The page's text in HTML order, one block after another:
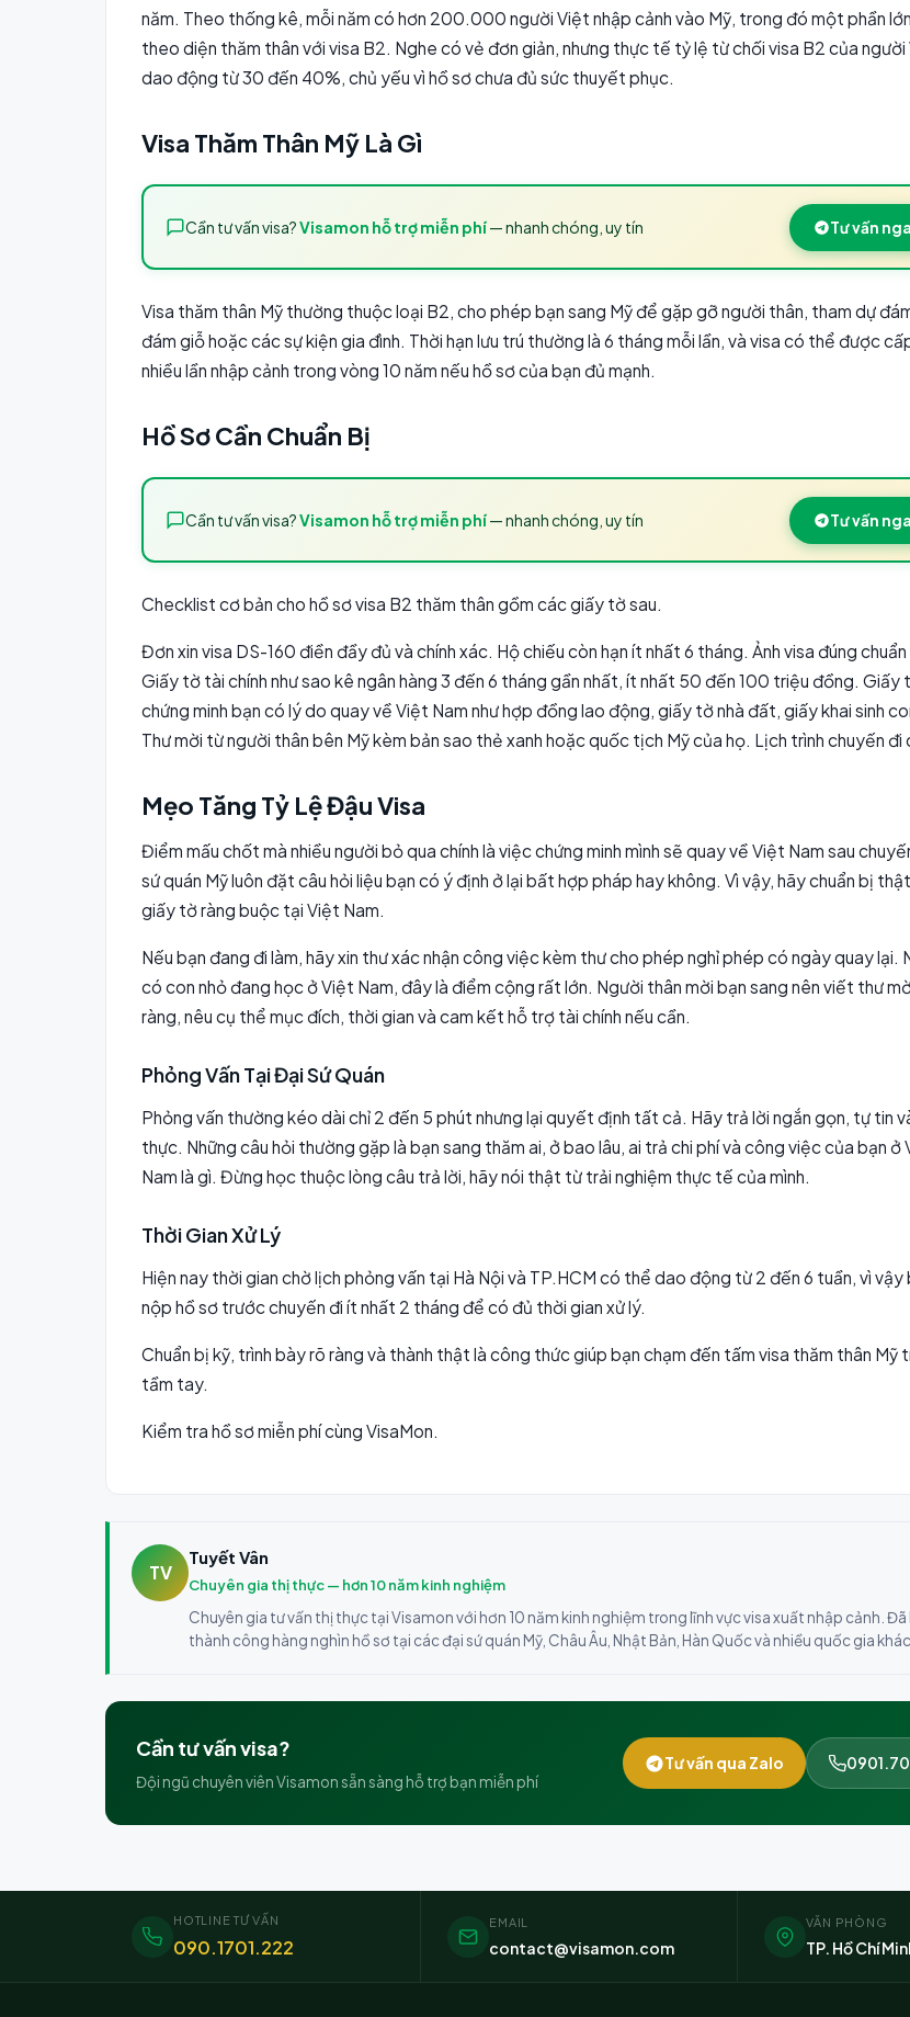
năm. Theo thống kê, mỗi năm có hơn 200.000 người Việt nhập cảnh vào Mỹ, trong đó một phần
theo diện thăm thân với visa B2. Nghe có vẻ đơn giản, nhưng thực tế tỷ lệ từ chối visa B2 của người
dao động từ 30 đến 40%, chủ yếu vì hồ sơ chưa đủ sức thuyết phục.
Visa Thăm Thân Mỹ Là Gì
Cần tư vấn visa?Visamon hỗ trợ miễn phí— nhanh chóng, uy tín Tư vấn
Visa thăm thân Mỹ thường thuộc loại B2, cho phép bạn sang Mỹ để gặp gỡ người thân, tham dự
đám giỗ hoặc các sự kiện gia đình. Thời hạn lưu trú thường là 6 tháng mỗi lần, và visa có thể được
nhiều lần nhập cảnh trong vòng 10 năm nếu hồ sơ của bạn đủ mạnh.
Hồ Sơ Cần Chuẩn Bị
Cần tư vấn visa?Visamon hỗ trợ miễn phí— nhanh chóng, uy tín Tư vấn
Checklist cơ bản cho hồ sơ visa B2 thăm thân gồm các giấy tờ sau.
Đơn xin visa DS-160 điền đầy đủ và chính xác. Hộ chiếu còn hạn ít nhất 6 tháng. Ảnh visa đúng chuẩn
Giấy tờ tài chính như sao kê ngân hàng 3 đến 6 tháng gần nhất, ít nhất 50 đến 100 triệu đồng. Giấy
chứng minh bạn có lý do quay về Việt Nam như hợp đồng lao động, giấy tờ nhà đất, giấy khai sinh
Thư mời từ người thân bên Mỹ kèm bản sao thẻ xanh hoặc quốc tịch Mỹ của họ. Lịch trình chuyến đi
Mẹo Tăng Tỷ Lệ Đậu Visa
Điểm mấu chốt mà nhiều người bỏ qua chính là việc chứng minh mình sẽ quay về Việt Nam sau
sứ quán Mỹ luôn đặt câu hỏi liệu bạn có ý định ở lại bất hợp pháp hay không. Vì vậy, hãy chuẩn bị
giấy tờ ràng buộc tại Việt Nam.
Nếu bạn đang đi làm, hãy xin thư xác nhận công việc kèm thư cho phép nghỉ phép có ngày quay lại.
có con nhỏ đang học ở Việt Nam, đây là điểm cộng rất lớn. Người thân mời bạn sang nên viết thư
ràng, nêu cụ thể mục đích, thời gian và cam kết hỗ trợ tài chính nếu cần.
Phỏng Vấn Tại Đại Sứ Quán
Phỏng vấn thường kéo dài chỉ 2 đến 5 phút nhưng lại quyết định tất cả. Hãy trả lời ngắn gọn, tự tin
thực. Những câu hỏi thường gặp là bạn sang thăm ai, ở bao lâu, ai trả chi phí và công việc của bạn ở
Nam là gì. Đừng học thuộc lòng câu trả lời, hãy nói thật từ trải nghiệm thực tế của mình.
Thời Gian Xử Lý
Hiện nay thời gian chờ lịch phỏng vấn tại Hà Nội và TP.HCM có thể dao động từ 2 đến 6 tuần, vì vậy
nộp hồ sơ trước chuyến đi ít nhất 2 tháng để có đủ thời gian xử lý.
Chuẩn bị kỹ, trình bày rõ ràng và thành thật là công thức giúp bạn chạm đến tấm visa thăm thân Mỹ
tầm tay.
Kiểm tra hồ sơ miễn phí cùng VisaMon.
TV
Tuyết Vân
Chuyên gia thị thực — hơn 10 năm kinh nghiệm
Chuyên gia tư vấn thị thực tại Visamon với hơn 10 năm kinh nghiệm trong lĩnh vực visa xuất nhập cảnh. Đã
thành công hàng nghìn hồ sơ tại các đại sứ quán Mỹ, Châu Âu, Nhật Bản, Hàn Quốc và nhiều quốc gia khác.
Cần tư vấn visa?
Đội ngũ chuyên viên Visamon sẵn sàng hỗ trợ bạn miễn phí
Tư vấn qua Zalo
HOTLINE TƯ VẤN
090.1701.222
EMAIL
contact@visamon.com
VĂN PHÒNG
TP. Hồ Chí